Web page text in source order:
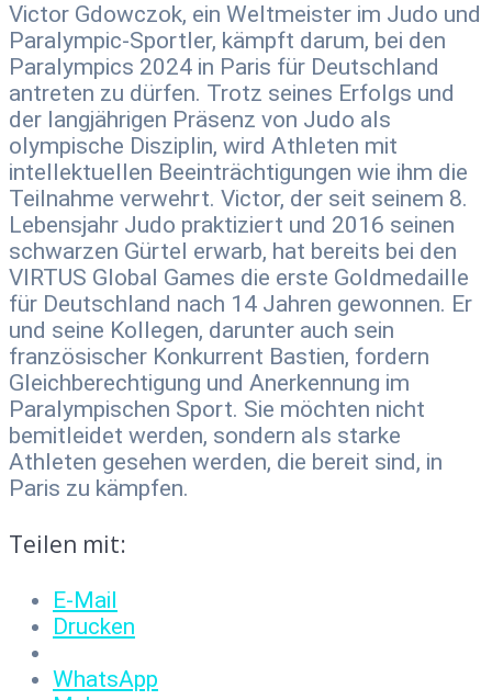
Victor Gdowczok, ein Weltmeister im Judo und
Paralympic-Sportler, kämpft darum, bei den
Paralympics 2024 in Paris für Deutschland
antreten zu dürfen. Trotz seines Erfolgs und
der langjährigen Präsenz von Judo als
olympische Disziplin, wird Athleten mit
intellektuellen Beeinträchtigungen wie ihm die
Teilnahme verwehrt. Victor, der seit seinem 8.
Lebensjahr Judo praktiziert und 2016 seinen
schwarzen Gürtel erwarb, hat bereits bei den
VIRTUS Global Games die erste Goldmedaille
für Deutschland nach 14 Jahren gewonnen. Er
und seine Kollegen, darunter auch sein
französischer Konkurrent Bastien, fordern
Gleichberechtigung und Anerkennung im
Paralympischen Sport. Sie möchten nicht
bemitleidet werden, sondern als starke
Athleten gesehen werden, die bereit sind, in
Paris zu kämpfen.
Teilen mit:
E-Mail
Drucken
WhatsApp